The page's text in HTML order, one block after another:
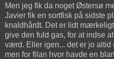
Men jeg fik da noget Østersø
Javier fik en sortfisk på sidste
knaldhårdt. Det er lidt
give den fuld gas, for at indse
værd. Eller igen... det er jo altid
men for filan hvor havde en